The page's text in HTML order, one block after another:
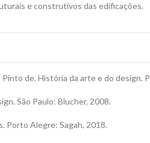
e construtivos das edificações.
de. História da arte e do design.
São Paulo: Blucher, 2008.
Porto Alegre: Sagah, 2018.